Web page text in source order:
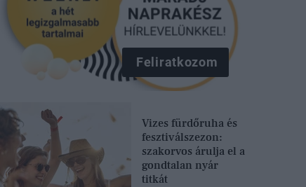
Feliratkozom
Vizes fürdőruha és
fesztiválszezon:
szakorvos árulja el a
gondtalan nyár
titkát